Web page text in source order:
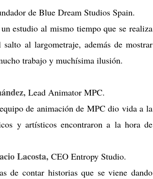
de Blue Dream Studios Spain.
estudio al mismo tiempo que se realiza
al largometraje, además de mostrar
trabajo y muchísima ilusión.
Lead Animator MPC.
de animación de MPC dio vida a la
y artísticos encontraron a la hora de
Lacosta, CEO Entropy Studio.
de contar historias que se viene dando